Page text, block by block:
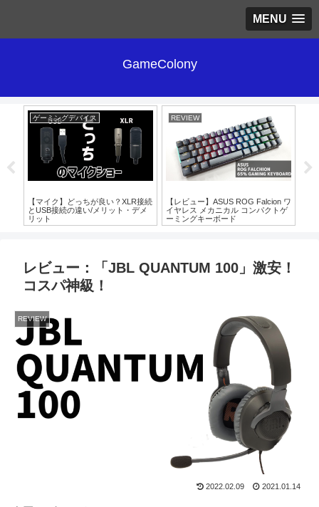
MENU
GameColony
ゲーミングデバイス
【マイク】どっちが良い？XLR接続
とUSB接続の違い/メリット・デメ
リット
REVIEW
【レビュー】ASUS ROG Falcion ワ
イヤレス メカニカル コンパクトゲ
ーミングキーボード
レビュー：「JBL QUANTUM 100」激安！
コスパ神級！
REVIEW
2022.02.09 2021.01.14